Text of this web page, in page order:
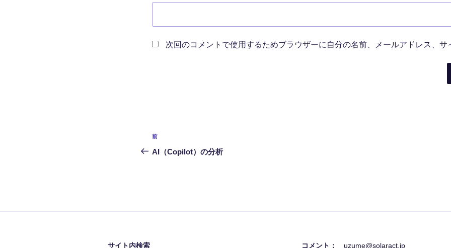
次回のコメントで使用するためブラウザーに自分の名前、メールアドレス、サ
投
稿
前
の
前
AI（Copilot）の分析
サイト内検索 コメント： uzume@solaract.jp